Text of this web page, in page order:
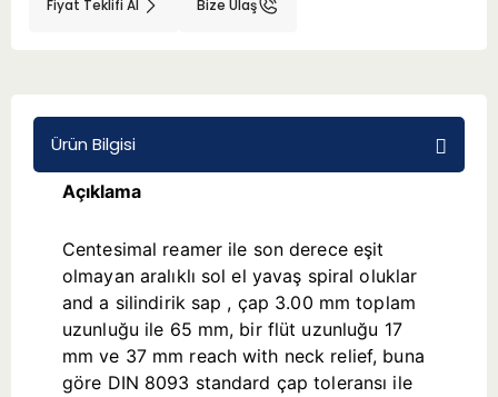
Adaptörler
Aksesuarlar
Fiyat Teklifi Al Bize Ulaş
Ürün Bilgisi
Açıklama
Centesimal reamer ile son derece eşit
olmayan aralıklı sol el yavaş spiral oluklar
and a silindirik sap , çap 3.00 mm toplam
uzunluğu ile 65 mm, bir flüt uzunluğu 17
mm ve 37 mm reach with neck relief, buna
göre DIN 8093 standard çap toleransı ile